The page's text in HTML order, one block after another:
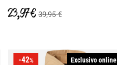
23,97 € 39,95 €
-42% Exclusivo online